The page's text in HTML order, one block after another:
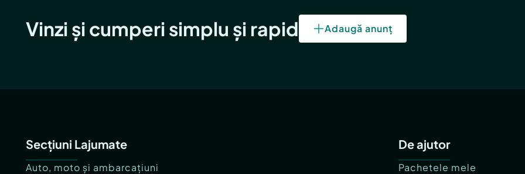
Vinzi și cumperi simplu și rapid Adaugă anunț
Secțiuni Lajumate
Auto, moto și ambarcațiuni
De ajutor
Pachetele mele